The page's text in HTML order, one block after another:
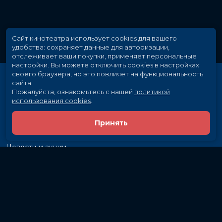
Скоро в кино
Новости и акции
Сайт кинотеатра использует cookies для вашего
удобства: сохраняет данные для авторизации,
отслеживает ваши покупки, применяет персональные
настройки. Вы можете отключить cookies в настройках
своего браузера, но это повлияет на функциональность
сайта.
Пожалуйста, ознакомьтесь с нашей политикой
использования cookies
Принять